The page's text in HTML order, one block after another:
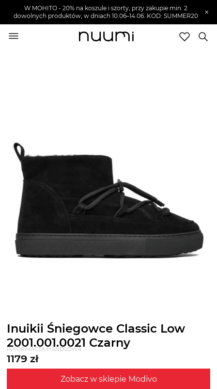
W MOHITO - 20% na koszule i szorty, przy zakupie min. 2
dowolnych produktów, w dniach 10.06–14.06. KOD: SUMMER20
×
Inuikii Śniegowce Classic Low
2001.001.0021 Czarny
INFORMACJA HANDLOWA
1179 zł
Zobacz w sklepie Modivo